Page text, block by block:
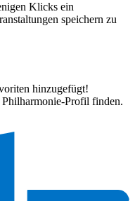
Klicks ein
speichern zu
hinzugefügt!
Profil finden.